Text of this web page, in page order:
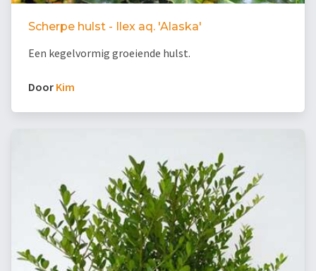
Scherpe hulst - Ilex aq. 'Alaska'
Een kegelvormig groeiende hulst.
Door Kim